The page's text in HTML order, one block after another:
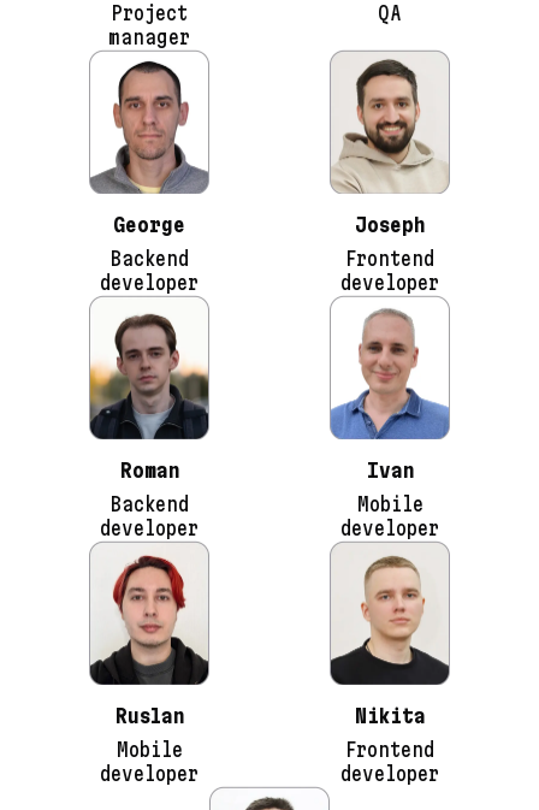
Project
manager
QA
George
Backend
developer
Joseph
Frontend
developer
Roman
Backend
developer
Ivan
Mobile
developer
Ruslan
Mobile
developer
Nikita
Frontend
developer